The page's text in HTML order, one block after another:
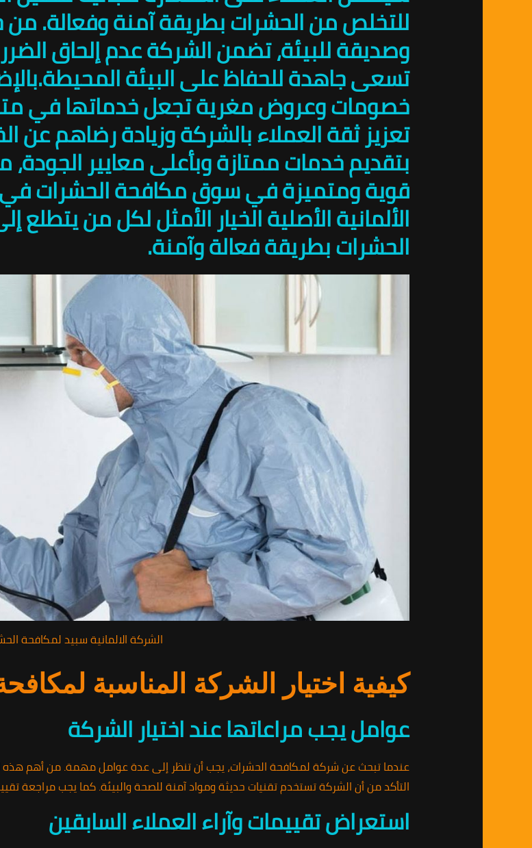
للتخلص من الحشرات بطريقة آمنة وفعالة. من
وصديقة للبيئة، تضمن الشركة عدم إلحاق الضرر
تسعى جاهدة للحفاظ على البيئة
خصومات وعروض مغرية تجعل خدماتها في
تعزيز ثقة العملاء بالشركة وزيادة رضاهم عن
بتقديم خدمات ممتازة وبأعلى معايير
قوية ومتميزة في سوق مكافحة الحشرات في
الألمانية الأصلية الخيار الأمثل لكل من
الحشرات بطريقة فعالة وآمنة.
الشركة الالمانية سبيد لمكافحة
كيفية اختيار الشركة المناسبة
عوامل يجب مراعاتها عند اختيار الشركة
عندما تبحث عن شركة لمكافحة الحشرات، يجب أن تنظر إلى عدة عوامل مهمة. من أهم
التأكد من أن الشركة تستخدم تقنيات حديثة ومواد آمنة للصحة والبيئة. كما يجب مراجعة
استعراض تقييمات وآراء العملاء السابقين